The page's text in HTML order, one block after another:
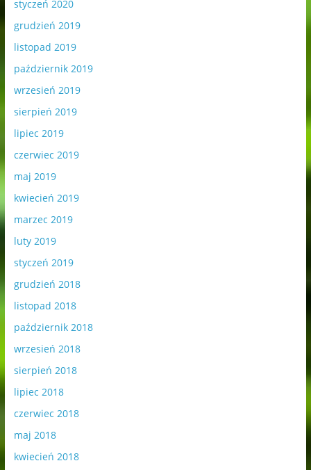
styczeń 2020
grudzień 2019
listopad 2019
październik 2019
wrzesień 2019
sierpień 2019
lipiec 2019
czerwiec 2019
maj 2019
kwiecień 2019
marzec 2019
luty 2019
styczeń 2019
grudzień 2018
listopad 2018
październik 2018
wrzesień 2018
sierpień 2018
lipiec 2018
czerwiec 2018
maj 2018
kwiecień 2018